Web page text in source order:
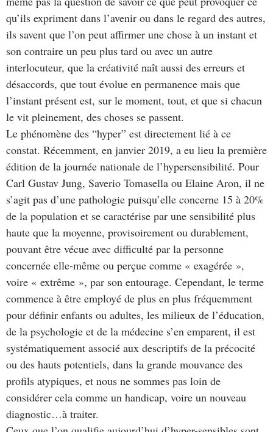
qu’ils expriment dans l’avenir ou dans le regard des autres,
ils savent que l’on peut affirmer une chose à un instant et
son contraire un peu plus tard ou avec un autre
interlocuteur, que la créativité naît aussi des erreurs et
désaccords, que tout évolue en permanence mais que
l’instant présent est, sur le moment, tout, et que si chacun
le vit pleinement, des choses se passent.
Le phénomène des “hyper” est directement lié à ce
constat. Récemment, en janvier 2019, a eu lieu la première
édition de la journée nationale de l’hypersensibilité. Pour
Carl Gustav Jung, Saverio Tomasella ou Elaine Aron, il ne
s’agit pas d’une pathologie puisqu’elle concerne 15 à 20%
de la population et se caractérise par une sensibilité plus
haute que la moyenne, provisoirement ou durablement,
pouvant être vécue avec difficulté par la personne
concernée elle-même ou perçue comme « exagérée »,
voire « extrême », par son entourage. Cependant, le terme
commence à être employé de plus en plus fréquemment
pour définir enfants ou adultes, les milieux de l’éducation,
de la psychologie et de la médecine s’en emparent, il est
systématiquement associé aux descriptifs de la précocité
ou des hauts potentiels, dans la grande mouvance des
profils atypiques, et nous ne sommes pas loin de
considérer cela comme un handicap, voire un nouveau
diagnostic…à traiter.